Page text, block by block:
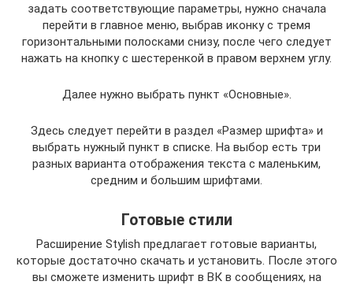
задать соответствующие параметры, нужно сначала
перейти в главное меню, выбрав иконку с тремя
горизонтальными полосками снизу, после чего следует
нажать на кнопку с шестеренкой в правом верхнем углу.
Далее нужно выбрать пункт «Основные».
Здесь следует перейти в раздел «Размер шрифта» и
выбрать нужный пункт в списке. На выбор есть три
разных варианта отображения текста с маленьким,
средним и большим шрифтами.
Готовые стили
Расширение Stylish предлагает готовые варианты,
которые достаточно скачать и установить. После этого
вы сможете изменить шрифт в ВК в сообщениях, на